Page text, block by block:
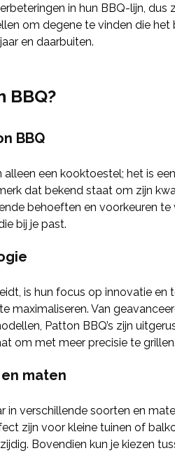
in hun BBQ-lijn,
om degene te vinden die
en daarbuiten.
BBQ?
BBQ
alleen een kooktoestel; het is
dat bekend staat om zijn
behoeften en voorkeuren
bij je past.
is hun focus op innovatie
maximaliseren. Van
Patton BBQ’s zijn
om met meer precisie te grillen.
maten
in verschillende soorten en
zijn voor kleine tuinen of
Bovendien kun je kiezen